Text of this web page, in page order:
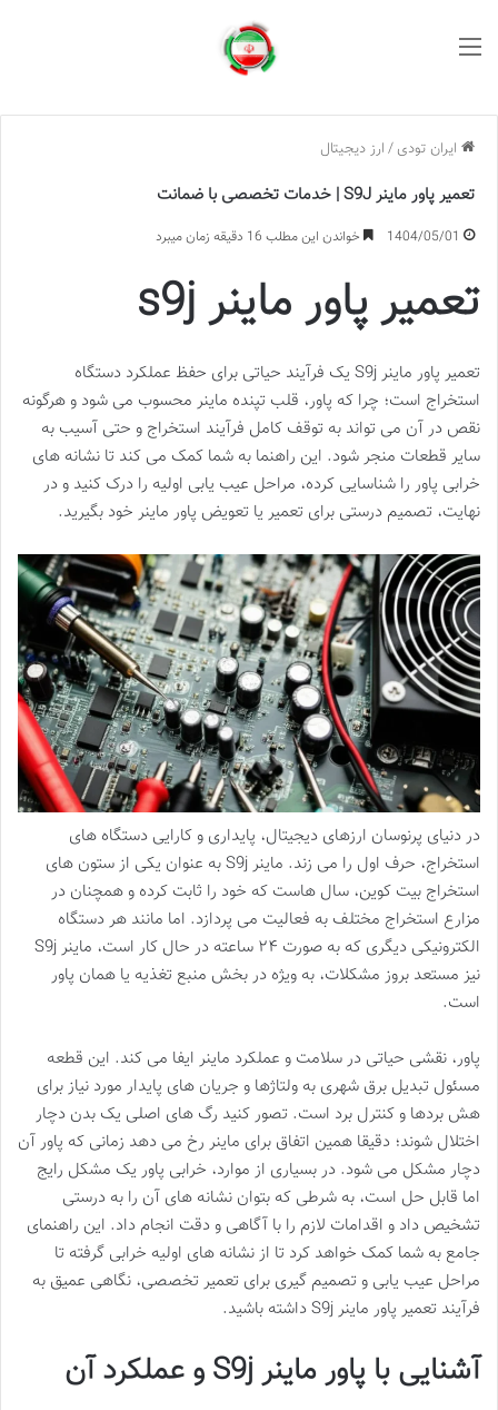
ایران تودی / ارز دیجیتال
تعمیر پاور ماینر S9J | خدمات تخصصی با ضمانت
1404/05/01 خواندن این مطلب 16 دقیقه زمان میبرد
تعمیر پاور ماینر s9j
تعمیر پاور ماینر S9j یک فرآیند حیاتی برای حفظ عملکرد دستگاه
استخراج است؛ چرا که پاور، قلب تپنده ماینر محسوب می شود و هرگونه
نقص در آن می تواند به توقف کامل فرآیند استخراج و حتی آسیب به
سایر قطعات منجر شود. این راهنما به شما کمک می کند تا نشانه های
خرابی پاور را شناسایی کرده، مراحل عیب یابی اولیه را درک کنید و در
نهایت، تصمیم درستی برای تعمیر یا تعویض پاور ماینر خود بگیرید.
در دنیای پرنوسان ارزهای دیجیتال، پایداری و کارایی دستگاه های
استخراج، حرف اول را می زند. ماینر S9j به عنوان یکی از ستون های
استخراج بیت کوین، سال هاست که خود را ثابت کرده و همچنان در
مزارع استخراج مختلف به فعالیت می پردازد. اما مانند هر دستگاه
الکترونیکی دیگری که به صورت ۲۴ ساعته در حال کار است، ماینر S9j
نیز مستعد بروز مشکلات، به ویژه در بخش منبع تغذیه یا همان پاور
است.
پاور، نقشی حیاتی در سلامت و عملکرد ماینر ایفا می کند. این قطعه
مسئول تبدیل برق شهری به ولتاژها و جریان های پایدار مورد نیاز برای
هش بردها و کنترل برد است. تصور کنید رگ های اصلی یک بدن دچار
اختلال شوند؛ دقیقا همین اتفاق برای ماینر رخ می دهد زمانی که پاور آن
دچار مشکل می شود. در بسیاری از موارد، خرابی پاور یک مشکل رایج
اما قابل حل است، به شرطی که بتوان نشانه های آن را به درستی
تشخیص داد و اقدامات لازم را با آگاهی و دقت انجام داد. این راهنمای
جامع به شما کمک خواهد کرد تا از نشانه های اولیه خرابی گرفته تا
مراحل عیب یابی و تصمیم گیری برای تعمیر تخصصی، نگاهی عمیق به
فرآیند تعمیر پاور ماینر S9j داشته باشید.
آشنایی با پاور ماینر S9j و عملکرد آن